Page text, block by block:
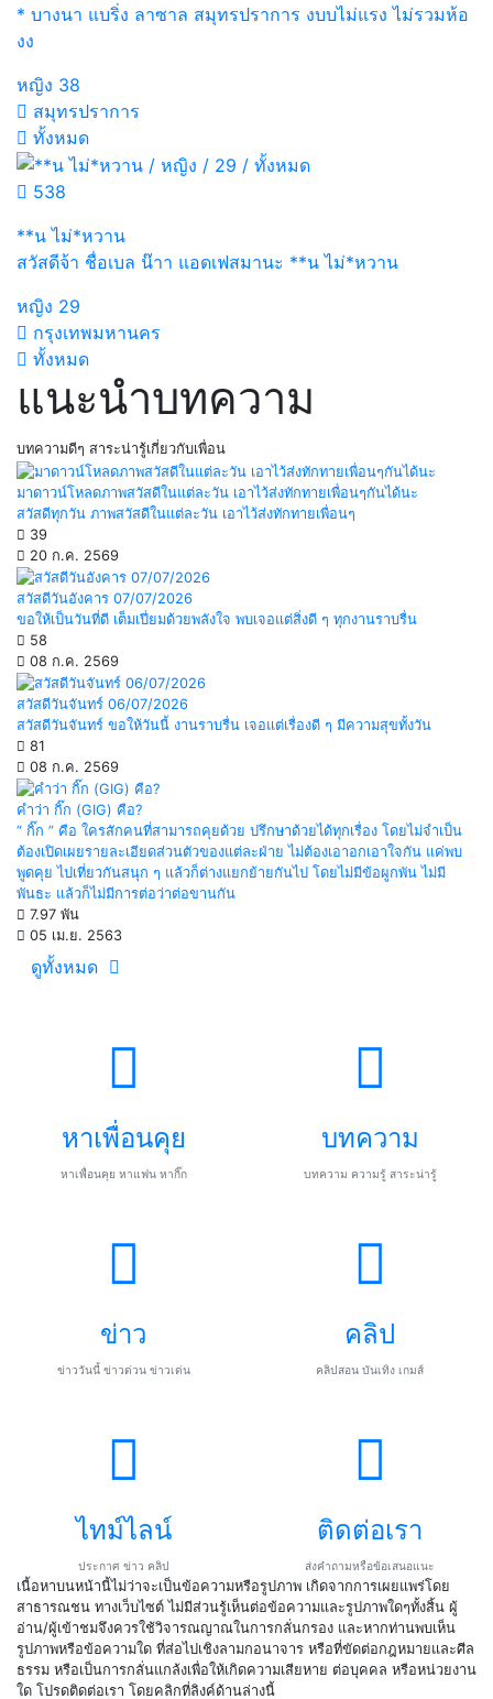
* บางนา แบริ่ง ลาซาล สมุทรปราการ งบบไม่แรง ไม่รวมห้อ
งง
หญิง 38
สมุทรปราการ
ทั้งหมด
538
**น ไม่*หวาน
สวัสดีจ้า ชื่อเบล น๊าา แอดเฟสมานะ **น ไม่*หวาน
หญิง 29
กรุงเทพมหานคร
ทั้งหมด
แนะนำบทความ
บทความดีๆ สาระน่ารู้เกี่ยวกับเพื่อน
มาดาวน์โหลดภาพสวัสดีในแต่ละวัน เอาไว้ส่งทักทายเพื่อนๆกันได้นะ
สวัสดีทุกวัน ภาพสวัสดีในแต่ละวัน เอาไว้ส่งทักทายเพื่อนๆ
39
20 ก.ค. 2569
สวัสดีวันอังคาร 07/07/2026
ขอให้เป็นวันที่ดี เต็มเปี่ยมด้วยพลังใจ พบเจอแต่สิ่งดี ๆ ทุกงานราบรื่น
58
08 ก.ค. 2569
สวัสดีวันจันทร์ 06/07/2026
สวัสดีวันจันทร์ ขอให้วันนี้ งานราบรื่น เจอแต่เรื่องดี ๆ มีความสุขทั้งวัน
81
08 ก.ค. 2569
คำว่า กิ๊ก (GIG) คือ?
“ กิ๊ก ” คือ ใครสักคนที่สามารถคุยด้วย ปรึกษาด้วยได้ทุกเรื่อง โดยไม่จำเป็น
ต้องเปิดเผยรายละเอียดส่วนตัวของแต่ละฝ่าย ไม่ต้องเอาอกเอาใจกัน แค่พบ
พูดคุย ไปเที่ยวกันสนุก ๆ แล้วก็ต่างแยกย้ายกันไป โดยไม่มีข้อผูกพัน ไม่มี
พันธะ แล้วก็ไม่มีการต่อว่าต่อขานกัน
7.97 พัน
05 เม.ย. 2563
ดูทั้งหมด
หาเพื่อนคุย
หาเพื่อนคุย หาแฟน หากิ๊ก
บทความ
บทความ ความรู้ สาระน่ารู้
ข่าว
ข่าววันนี้ ข่าวด่วน ข่าวเด่น
คลิป
คลิปสอน บันเทิง เกมส์
ไทม์ไลน์
ประกาศ ข่าว คลิป
ติดต่อเรา
ส่งคำถามหรือข้อเสนอแนะ
เนื้อหาบนหน้านี้ไม่ว่าจะเป็นข้อความหรือรูปภาพ เกิดจากการเผยแพร่โดย
สาธารณชน ทางเว็บไซต์ ไม่มีส่วนรู้เห็นต่อข้อความและรูปภาพใดๆทั้งสิ้น ผู้
อ่าน/ผู้เข้าชมจึงควรใช้วิจารณญาณในการกลั่นกรอง และหากท่านพบเห็น
รูปภาพหรือข้อความใด ที่ส่อไปเชิงลามกอนาจาร หรือที่ขัดต่อกฎหมายและศีล
ธรรม หรือเป็นการกลั่นแกล้งเพื่อให้เกิดความเสียหาย ต่อบุคคล หรือหน่วยงาน
ใด โปรดติดต่อเรา โดยคลิกที่ลิงค์ด้านล่างนี้